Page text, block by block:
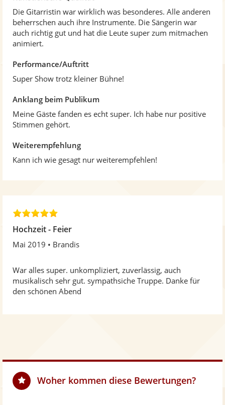
Die Gitarristin war wirklich was besonderes. Alle anderen
beherrschen auch ihre Instrumente. Die Sängerin war
auch richtig gut und hat die Leute super zum mitmachen
animiert.
Performance/Auftritt
Super Show trotz kleiner Bühne!
Anklang beim Publikum
Meine Gäste fanden es echt super. Ich habe nur positive
Stimmen gehört.
Weiterempfehlung
Kann ich wie gesagt nur weiterempfehlen!
5
0
v
S
Hochzeit - Feier
Mai 2019 Brandis
War alles super. unkompliziert, zuverlässig, auch
musikalisch sehr gut. sympathsiche Truppe. Danke für
den schönen Abend
Woher kommen diese Bewertungen?